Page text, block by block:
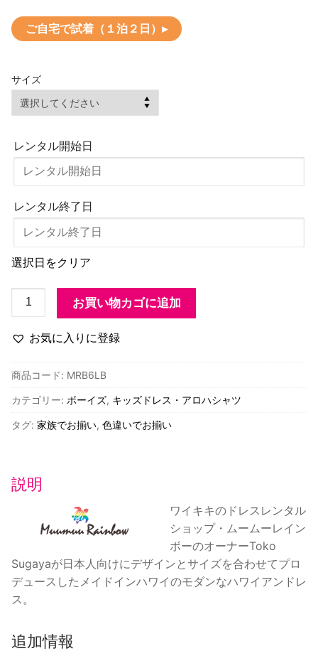
–
¥5,800
ご自宅で試着（１泊２日）▸
サイズ
レンタル開始日
レンタル終了日
選択日をクリア
MRB6LB
子
供
ー
イ
ズ・
ラ
ル
ー
個
お買い物カゴに追加
お気に入りに登録
商品コード: MRB6LB
カテゴリー: ボーイズ, キッズドレス・アロハシャツ
タグ: 家族でお揃い, 色違いでお揃い
説明
ワイキキのドレスレンタル
ショップ・ムームーレイン
ボーのオーナーToko
Sugayaが日本人向けにデザインとサイズを合わせてプロ
デュースしたメイドインハワイのモダンなハワイアンドレ
ス。
追加情報